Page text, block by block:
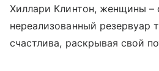
Хиллари Клинтон, женщины
нереализованный резервуар
счастлива, раскрывая свой